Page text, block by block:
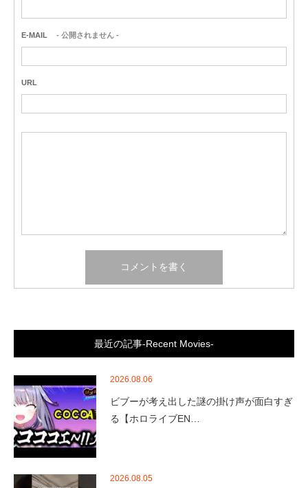
E-MAIL - 公開されません -
URL
最近の記事-Recent Movies-
2026.08.06
ビブーが考え出した謎の掛け声が面白すぎ
る【ホロライブEN…
2026.08.05